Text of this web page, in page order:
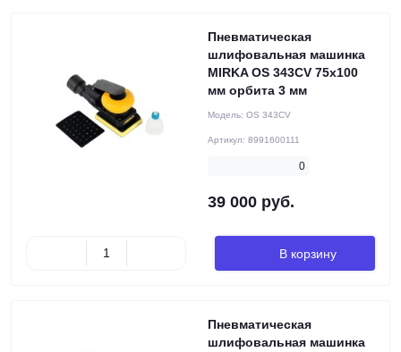
Пневматическая
шлифовальная машинка
MIRKA OS 343CV 75х100
мм орбита 3 мм
Модель: OS 343CV
Артикул: 8991600111
0
39 000 руб.
В корзину
Пневматическая
шлифовальная машинка